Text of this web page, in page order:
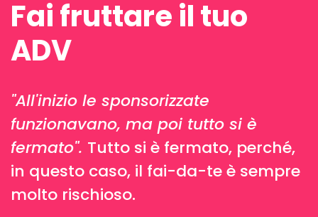
Fai fruttare il tuo
ADV
"All'inizio le sponsorizzate
funzionavano, ma poi tutto si è
fermato". Tutto si è fermato, perché,
in questo caso, il fai-da-te è sempre
molto rischioso.